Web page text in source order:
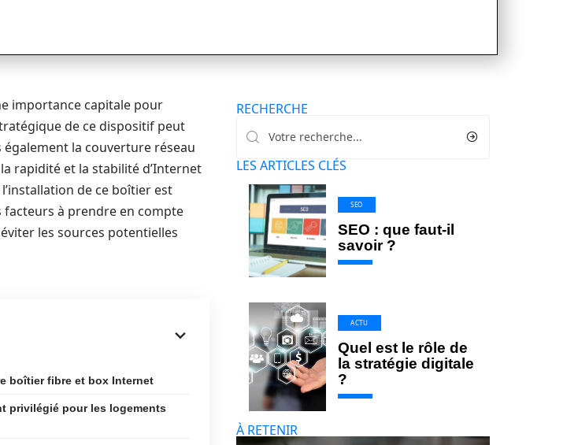
importance capitale pour
de ce dispositif peut
la couverture réseau
rapidité et la stabilité d’Internet
de ce boîtier est
facteurs à prendre en compte
les sources potentielles
boîtier fibre et box Internet
privilégié pour les logements
RECHERCHE
LES ARTICLES CLÉS
SEO
SEO : que faut-il
savoir ?
ACTU
Quel est le rôle de
la stratégie digitale
?
À RETENIR